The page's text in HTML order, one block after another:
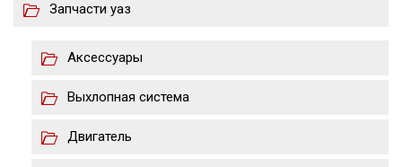
Запчасти уаз
Аксессуары
Выхлопная система
Двигатель